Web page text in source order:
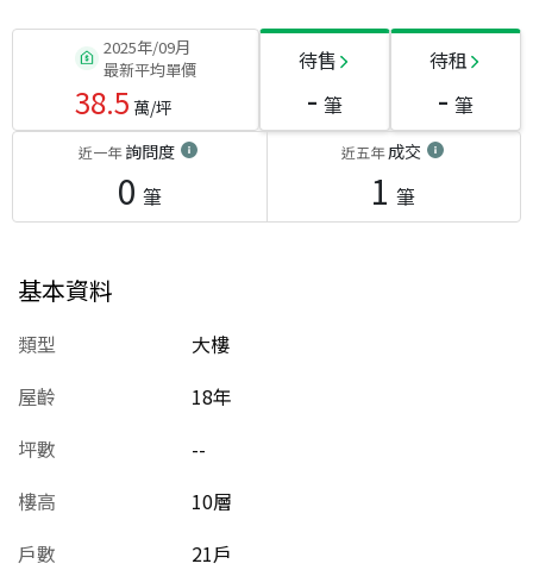
2025年/09月
最新平均單價
38.5 萬/坪
待售
- 筆
待租
- 筆
近一年詢問度
0 筆
近五年成交
1 筆
基本資料
類型
大樓
屋齡
18年
坪數
--
樓高
10層
戶數
21戶